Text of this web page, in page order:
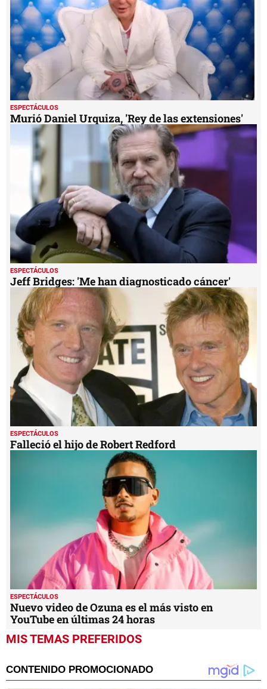
ESPECTÁCULOS
Murió Daniel Urquiza, 'Rey de las extensiones'
ESPECTÁCULOS
Jeff Bridges: 'Me han diagnosticado cáncer'
ESPECTÁCULOS
Falleció el hijo de Robert Redford
ESPECTÁCULOS
Nuevo video de Ozuna es el más visto en
YouTube en últimas 24 horas
MIS TEMAS PREFERIDOS